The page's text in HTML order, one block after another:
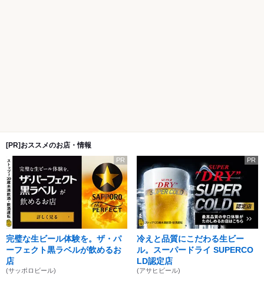
[PR]おススメのお店・情報
PR
完璧な生ビール体験を。ザ・パ
ーフェクト黒ラベルが飲めるお
店
(サッポロビール)
PR
冷えと品質にこだわる生ビー
ル。スーパードライ SUPERCO
LD認定店
(アサヒビール)